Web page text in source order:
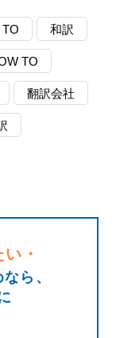
和訳
TO
翻訳会社
・
ら、